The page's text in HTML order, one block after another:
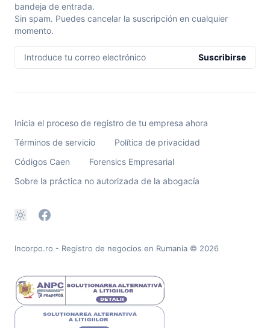
bandeja de entrada.
Sin spam. Puedes cancelar la suscripción en cualquier
momento.
Introduce tu correo electrónico Suscribirse
Inicia el proceso de registro de tu empresa ahora
Términos de servicio
Política de privacidad
Códigos Caen
Forensics Empresarial
Sobre la práctica no autorizada de la abogacía
Incorpo.ro - Registro de negocios en Rumania © 2026